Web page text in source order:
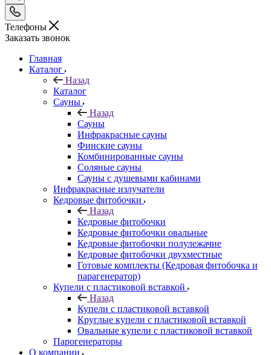
Телефоны
Заказать звонок
Главная
Каталог
Назад
Каталог
Сауны
Назад
Сауны
Инфракрасные сауны
Финские сауны
Комбинированные сауны
Соляные сауны
Сауны с душевыми кабинами
Инфракрасные излучатели
Кедровые фитобочки
Назад
Кедровые фитобочки
Кедровые фитобочки овальные
Кедровые фитобочки полулежачие
Кедровые фитобочки двухместные
Готовые комплекты (Кедровая фитобочка и
парагенератор)
Купели с пластиковой вставкой
Назад
Купели с пластиковой вставкой
Круглые купели с пластиковой вставкой
Овальные купели с пластиковой вставкой
Парогенераторы
О компании